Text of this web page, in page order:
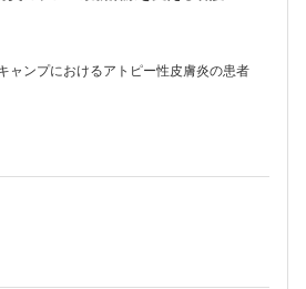
内細菌……下条直樹
境……小田嶋博
る
；故事・ことわざ・名言をたずねて㊸
とこそが幸福のもとである
てる保護者との懇談②
ャンプにおけるアトピー性皮膚炎の患者
肢に向け，新たなケアを創り出す……金
病態と診断・重症度……福家辰樹